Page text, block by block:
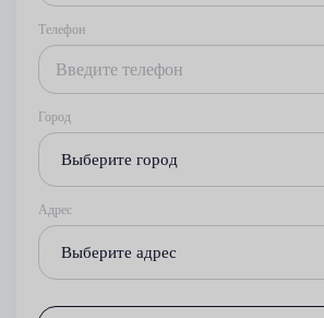
Телефон
Город
Выберите город
Адрес
Выберите адрес